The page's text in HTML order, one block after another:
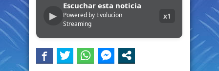
▶
Escuchar esta noticia
Powered by Evolucion
Streaming
x1